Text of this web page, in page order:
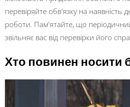
перевіряйте обв'язку на наявність
роботи. Пам'ятайте, що
звільняє вас від перевірки його
Хто повинен носити